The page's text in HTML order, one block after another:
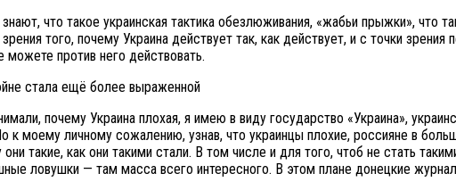
что такое украинская тактика обезлюживания, «жабьи прыжки», что
того, почему Украина действует так, как действует, и с точки
против него действовать.
почему Украина плохая, я имею в виду государство «Украина»,
моему личному сожалению, узнав, что украинцы плохие, россияне в
такие, как они такими стали. В том числе и для того, чтоб не стать
ловушки — там масса всего интересного. В этом плане донецкие